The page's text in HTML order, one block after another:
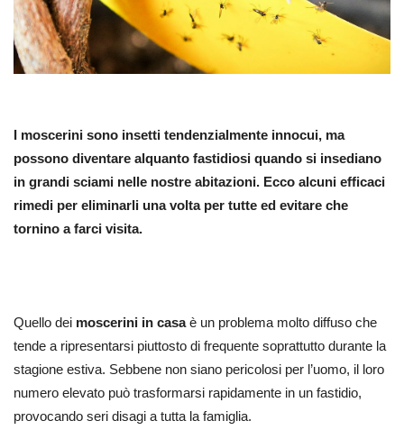
I moscerini sono insetti tendenzialmente innocui, ma
possono diventare alquanto fastidiosi quando si insediano
in grandi sciami nelle nostre abitazioni. Ecco alcuni efficaci
rimedi per eliminarli una volta per tutte ed evitare che
tornino a farci visita.
Quello dei moscerini in casaè un problema molto diffuso che
tende a ripresentarsi piuttosto di frequente soprattutto durante la
stagione estiva. Sebbene non siano pericolosi per l’uomo, il loro
numero elevato può trasformarsi rapidamente in un fastidio,
provocando seri disagi a tutta la famiglia.